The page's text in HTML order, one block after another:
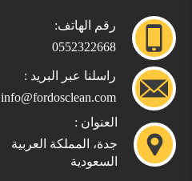
رقم الهاتف:
0552322668
راسلنا عبر البريد :
info@fordosclean.com
العنوان :
جدة، المملكة العربية
السعودية